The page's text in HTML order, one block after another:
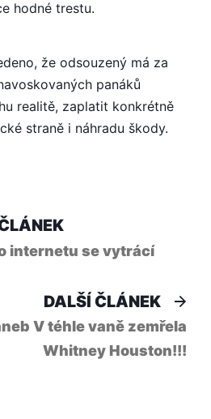
hodné trestu.
že odsouzený má za
panáků
realitě, zaplatit konkrétně
straně i náhradu škody.
Předchozí
článek:
internetu se vytrácí
DALŠÍ ČLÁNEK
V téhle vaně zemřela
Whitney Houston!!!